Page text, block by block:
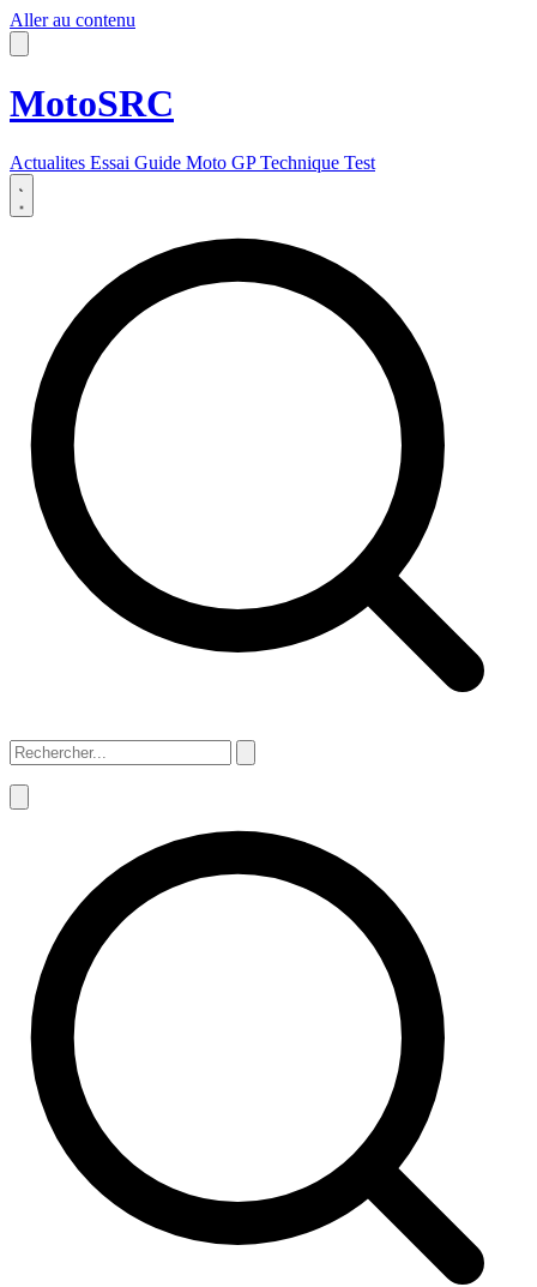
Aller au contenu
MotoSRC
Actualites Essai Guide Moto GPTechnique Test